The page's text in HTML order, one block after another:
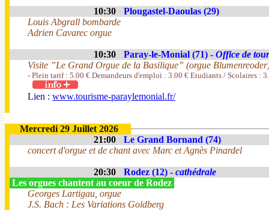
10:30
Plougastel-Daoulas (29)
Louis Abgrall bombarde
Adrien Cavarec orgue
10:30 Paray-le-Monial (71) - Office de
Visite ”Le Grand Orgue de la Basilique” (orgue
- Plein tarif : 5.00 € Demandeurs d'emploi : 3.00 € Etudiants / Scolaires :
Lien : www.tourisme-paraylemonial.fr/
Mercredi 29 Juillet 2026
21:00
Le Grand Bornand (74)
concert d'orgue et de chant avec Marc et Agnès Pinardel
20:30 Rodez (12) - cathédrale
Les orgues chantent au coeur de Rodez
Georges Lartigau, orgue
J.S. Bach : Les Variations Goldberg